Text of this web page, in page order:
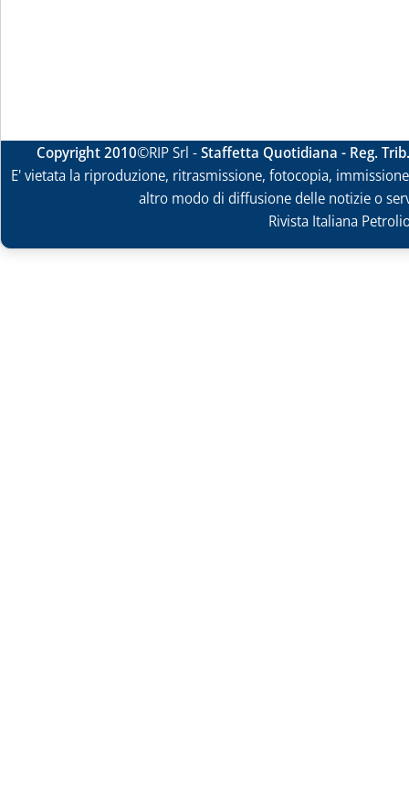
Copyright 2010©RIP Srl -Staffetta Quotidiana - Reg.
E' vietata la riproduzione, ritrasmissione, fotocopia,
altro modo di diffusione delle notizie o
Rivista Italiana